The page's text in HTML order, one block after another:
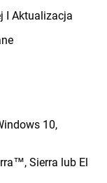
I Aktualizacja
10,
Sierra lub El